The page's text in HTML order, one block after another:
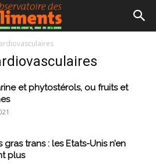
et phytostérols, ou fruits et
gras trans : les Etats-Unis n’en
plus